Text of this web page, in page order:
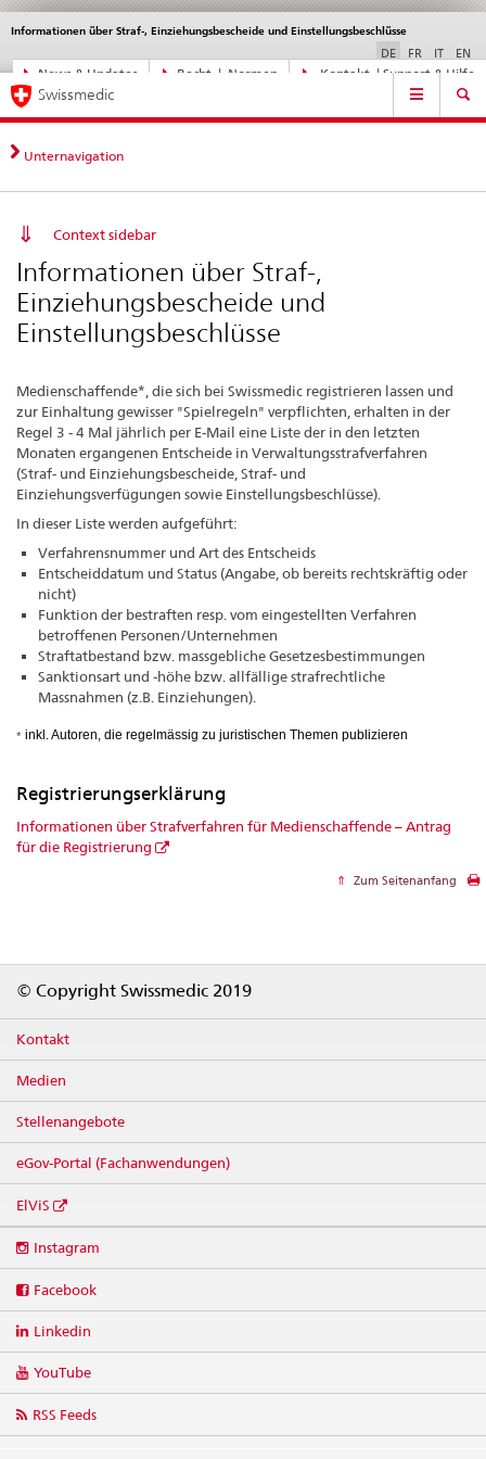
Direktnavigation
News,
Rechtsgrundlagen,
News & Updates Recht | Normen Kontakt | Support & Hilfe
Informationen über Straf-, Einziehungsbescheide und Einstellungsbeschlüsse
Sprachwahl
DE FR IT EN
Service
Hauptnavigation
Swissmedic
Unternavigation
Context sidebar
Informationen über Straf-,
Einziehungsbescheide und
Einstellungsbeschlüsse
Medienschaffende*, die sich bei Swissmedic registrieren lassen und
zur Einhaltung gewisser "Spielregeln" verpflichten, erhalten in der
Regel 3 - 4 Mal jährlich per E-Mail eine Liste der in den letzten
Monaten ergangenen Entscheide in Verwaltungsstrafverfahren
(Straf- und Einziehungsbescheide, Straf- und
Einziehungsverfügungen sowie Einstellungsbeschlüsse).
In dieser Liste werden aufgeführt:
Verfahrensnummer und Art des Entscheids
Entscheiddatum und Status (Angabe, ob bereits rechtskräftig oder
nicht)
Funktion der bestraften resp. vom eingestellten Verfahren
betroffenen Personen/Unternehmen
Straftatbestand bzw. massgebliche Gesetzesbestimmungen
Sanktionsart und -höhe bzw. allfällige strafrechtliche
Massnahmen (z.B. Einziehungen).
* inkl. Autoren, die regelmässig zu juristischen Themen publizieren
Registrierungserklärung
Informationen über Strafverfahren für Medienschaffende – Antrag
für die Registrierung
Zum Seitenanfang
© Copyright Swissmedic 2019
Kontakt
Medien
Stellenangebote
eGov-Portal (Fachanwendungen)
ElViS
media
Instagram
Facebook
Linkedin
YouTube
RSS Feeds